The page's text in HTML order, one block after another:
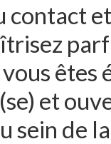
contact
et
sein de